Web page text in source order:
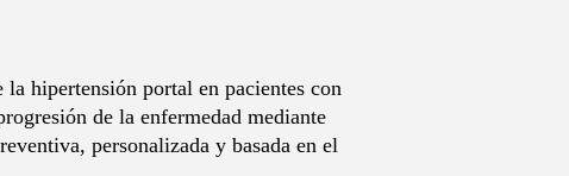
la hipertensión portal en pacientes con
de la enfermedad mediante
personalizada y basada en el